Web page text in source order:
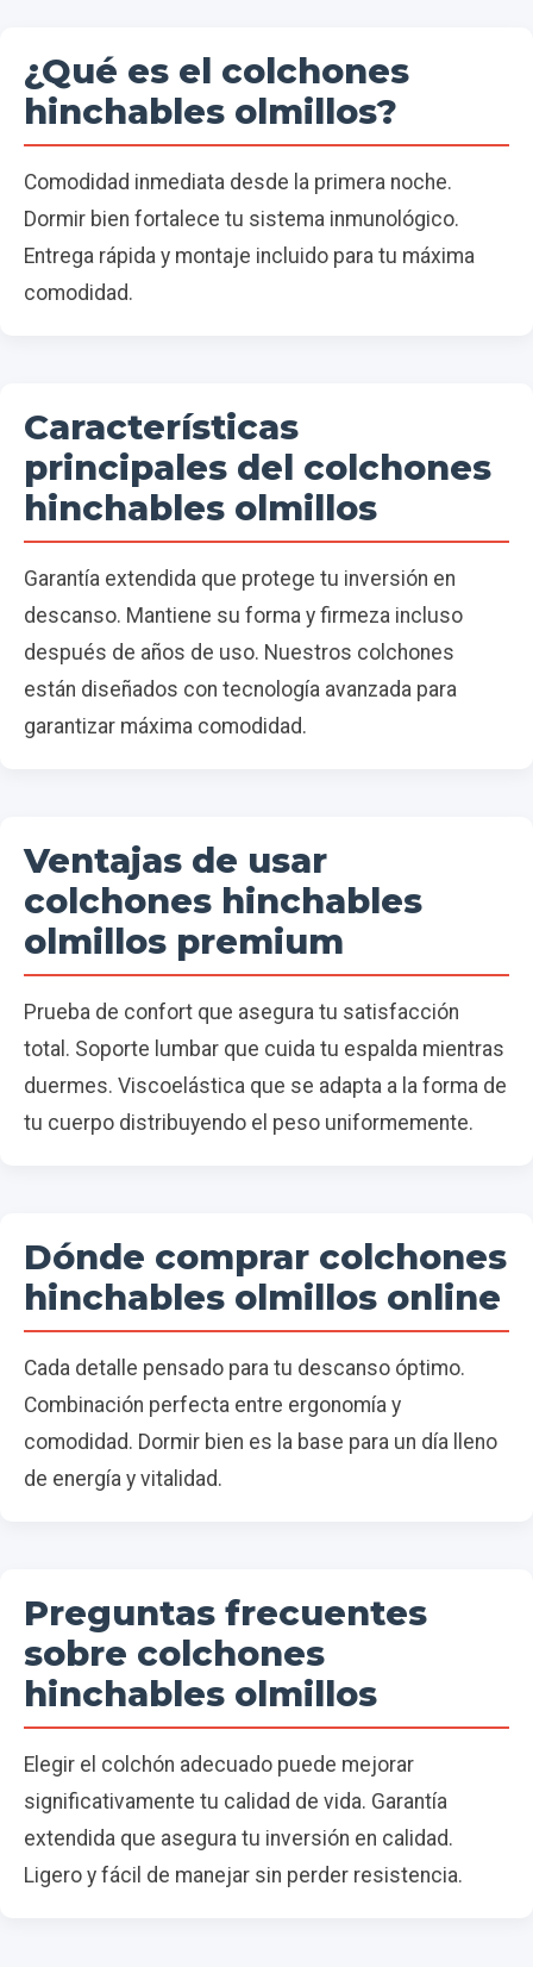
¿Qué es el colchones
hinchables olmillos?
Comodidad inmediata desde la primera noche.
Dormir bien fortalece tu sistema inmunológico.
Entrega rápida y montaje incluido para tu máxima
comodidad.
Características
principales del colchones
hinchables olmillos
Garantía extendida que protege tu inversión en
descanso. Mantiene su forma y firmeza incluso
después de años de uso. Nuestros colchones
están diseñados con tecnología avanzada para
garantizar máxima comodidad.
Ventajas de usar
colchones hinchables
olmillos premium
Prueba de confort que asegura tu satisfacción
total. Soporte lumbar que cuida tu espalda mientras
duermes. Viscoelástica que se adapta a la forma de
tu cuerpo distribuyendo el peso uniformemente.
Dónde comprar colchones
hinchables olmillos online
Cada detalle pensado para tu descanso óptimo.
Combinación perfecta entre ergonomía y
comodidad. Dormir bien es la base para un día lleno
de energía y vitalidad.
Preguntas frecuentes
sobre colchones
hinchables olmillos
Elegir el colchón adecuado puede mejorar
significativamente tu calidad de vida. Garantía
extendida que asegura tu inversión en calidad.
Ligero y fácil de manejar sin perder resistencia.